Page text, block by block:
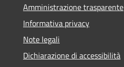
Amministrazione trasparente
Informativa privacy
Note legali
Dichiarazione di accessibilità